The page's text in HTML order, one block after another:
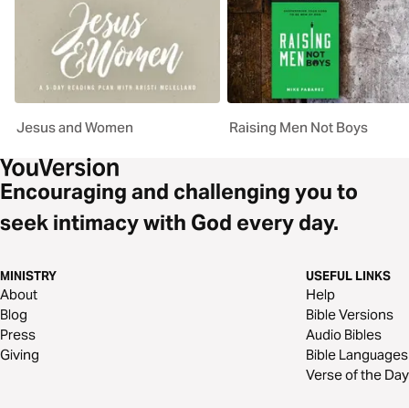
Jesus and Women Raising Men Not Boys
Encouraging and challenging you to
seek intimacy with God every day.
MINISTRY
About
Blog
Press
Giving
USEFUL LINKS
Help
Bible Versions
Audio Bibles
Bible Languages
Verse of the Day